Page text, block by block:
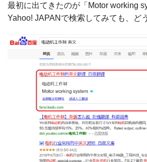
最初に出てきたのが「Motor working
Yahoo! JAPANで検索してみても、ど